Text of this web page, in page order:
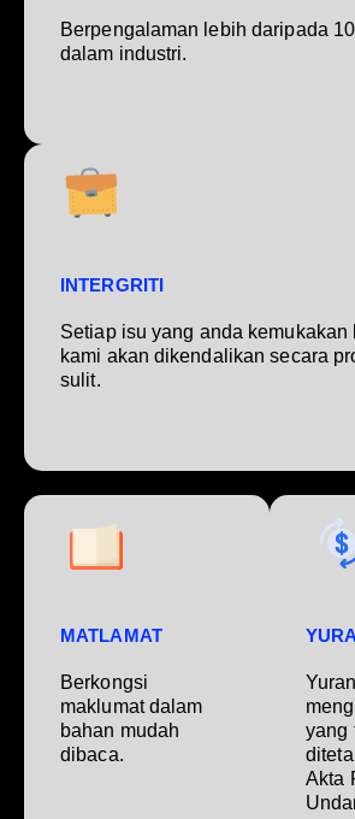
Berpengalaman lebih daripada
dalam industri.
INTERGRITI
Setiap isu yang anda kemukakan
kami akan dikendalikan secara
sulit.
MATLAMAT
Berkongsi
maklumat dalam
bahan mudah
dibaca.
yang
Akta